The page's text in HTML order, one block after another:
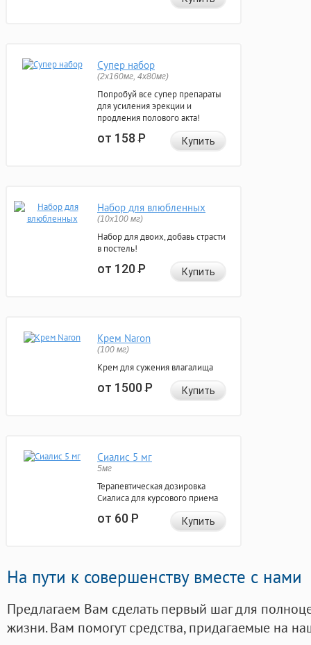
Супер набор
(2х160мг, 4х80мг)
Попробуй все супер препараты
для усиления эрекции и
продления полового акта!
от 158Р Купить
Набор для влюбленных
(10х100 мг)
Набор для двоих, добавь страсти
в постель!
от 120Р Купить
Крем Naron
(100 мг)
Крем для сужения влагалища
от 1500Р Купить
Сиалис 5 мг
5мг
Терапевтическая дозировка
Сиалиса для курсового приема
от 60Р Купить
На пути к совершенству вместе с нами
Предлагаем Вам сделать первый шаг для
жизни. Вам помогут средства, придагаемые на